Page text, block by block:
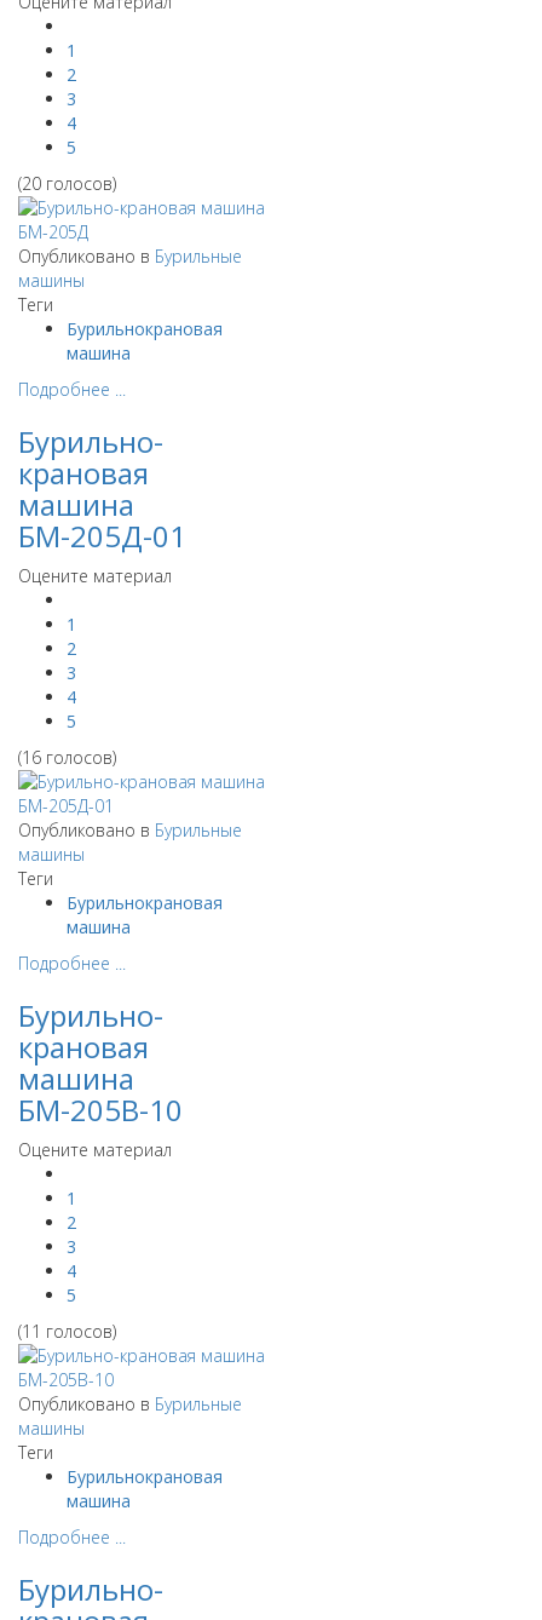
1
2
3
4
5
(20 голосов)
Опубликовано в Бурильные
машины
Теги
Бурильнокрановая
машина
Подробнее ...
Бурильно-
крановая
машина
БМ-205Д-01
Оцените материал
1
2
3
4
5
(16 голосов)
Опубликовано в Бурильные
машины
Теги
Бурильнокрановая
машина
Подробнее ...
Бурильно-
крановая
машина
БМ-205В-10
Оцените материал
1
2
3
4
5
(11 голосов)
Опубликовано в Бурильные
машины
Теги
Бурильнокрановая
машина
Подробнее ...
Бурильно-